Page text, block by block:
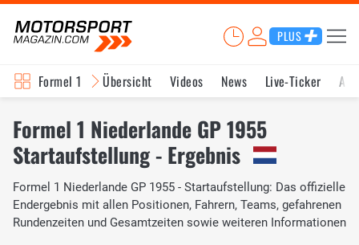
PLUS
Formel 1 Übersicht Videos News Live-Ticker
Formel 1 Niederlande GP 1955
Startaufstellung - Ergebnis
Formel 1 Niederlande GP 1955 - Startaufstellung: Das offizielle
Endergebnis mit allen Positionen, Fahrern, Teams, gefahrenen
Rundenzeiten und Gesamtzeiten sowie weiteren Informationen